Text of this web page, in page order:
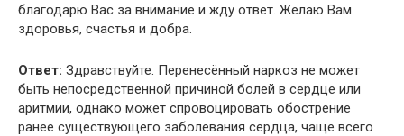
благодарю Вас за внимание и жду ответ. Желаю Вам
здоровья, счастья и добра.
Ответ: Здравствуйте. Перенесённый наркоз не может
быть непосредственной причиной болей в сердце или
аритмии, однако может спровоцировать обострение
ранее существующего заболевания сердца, чаще всего